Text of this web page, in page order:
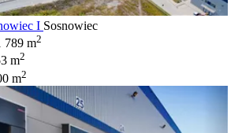
I Sosnowiec
789 m2
m2
m2